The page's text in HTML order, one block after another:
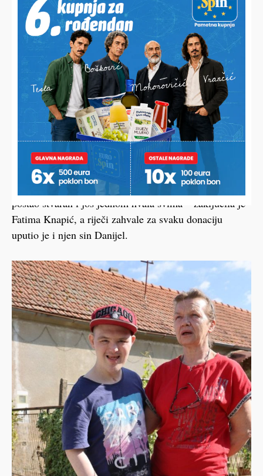
– Još jednom hvala svima od srca, od vas koji ste se
angažirali da se pokrene akcija do svakoga tko nam je
uplatio donaciju ili uputio riječi podrške. Toliko je
poziva i poruka bilo da nisam mogla vjerovati da se to
uistinu događa. To je neopisivo. Teško je opisati sreću i
spoznaju da zapravo ima toliko dobrih ljudi koji su nam
bili spremni pomoći. Sad mogu vidjeti za što je
iskorišten novac koji su uplaćivali, a zahvaljujući
znatno većem iznosu od onoga koji nam je bio potreban
za kupnju kuće, moći ćemo obnoviti naš dom. Da mi je
netko rekao prije da će se dogoditi ovakva reakcija
ljudi, kazala bih da je to nemoguće. Naš san je sad
postao stvaran i još jednom hvala svima – zaključila je
Fatima Knapić, a riječi zahvale za svaku donaciju
uputio je i njen sin Danijel.